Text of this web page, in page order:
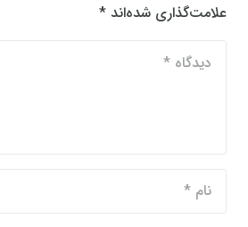
علامت‌گذاری شده‌اند *